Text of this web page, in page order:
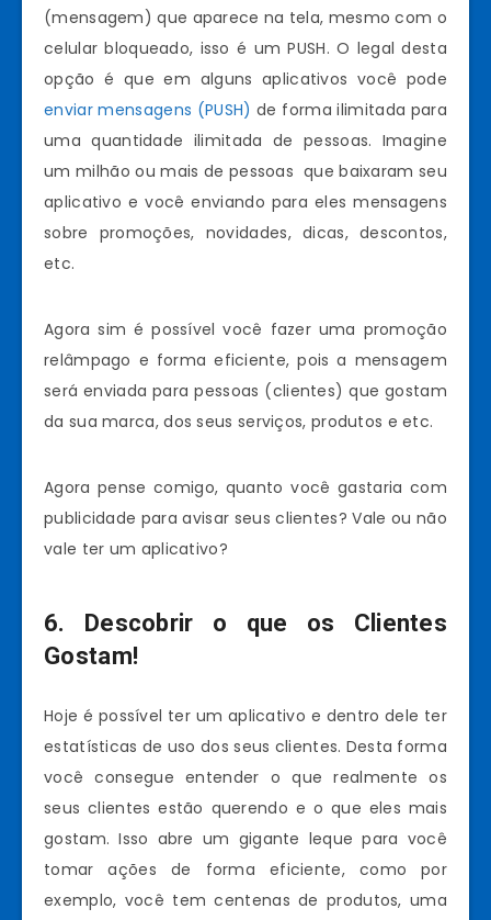
(mensagem) que aparece na tela, mesmo com o
celular bloqueado, isso é um PUSH. O legal desta
opção é que em alguns aplicativos você pode
enviar mensagens (PUSH) de forma ilimitada para
uma quantidade ilimitada de pessoas. Imagine
um milhão ou mais de pessoas que baixaram seu
aplicativo e você enviando para eles mensagens
sobre promoções, novidades, dicas, descontos,
etc.
Agora sim é possível você fazer uma promoção
relâmpago e forma eficiente, pois a mensagem
será enviada para pessoas (clientes) que gostam
da sua marca, dos seus serviços, produtos e etc.
Agora pense comigo, quanto você gastaria com
publicidade para avisar seus clientes? Vale ou não
vale ter um aplicativo?
6. Descobrir o que os Clientes
Gostam!
Hoje é possível ter um aplicativo e dentro dele ter
estatísticas de uso dos seus clientes. Desta forma
você consegue entender o que realmente os
seus clientes estão querendo e o que eles mais
gostam. Isso abre um gigante leque para você
tomar ações de forma eficiente, como por
exemplo, você tem centenas de produtos, uma